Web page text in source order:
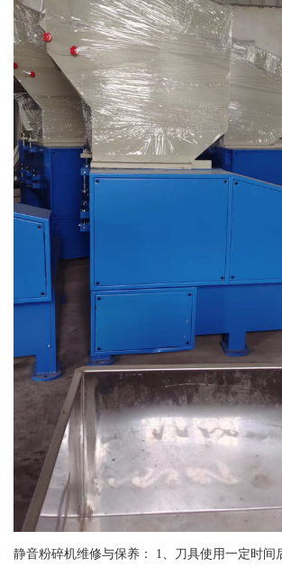
静音粉碎机维修与保养： 1、刀具使用一定时间